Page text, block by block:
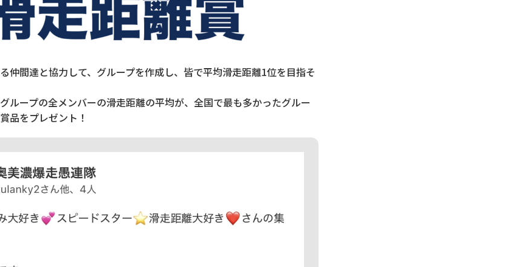
仲間達と協力して、グループを作成し、皆で平均滑走距離1位を目指そ
ループの全メンバーの滑走距離の平均が、全国で最も多かったグルー
品をプレゼント！